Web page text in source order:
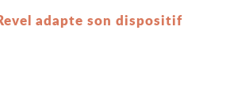
adapte son dispositif